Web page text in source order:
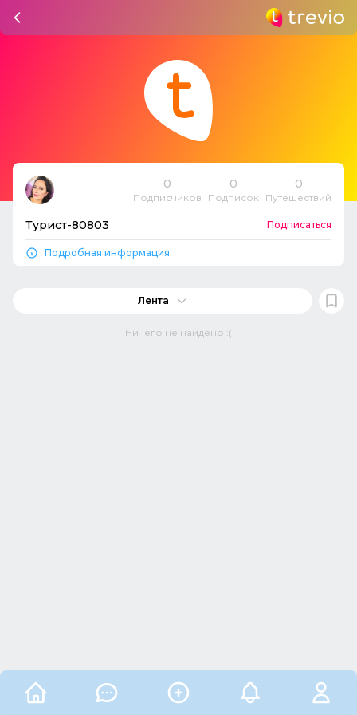
0
Подписчиков
0
Подписок
0
Путешествий
Турист-80803 Подписаться
Подробная информация
Лента
Ничего не найдено :(